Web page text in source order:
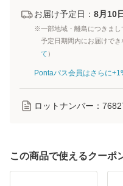
お届け予定日： 8月10
※一部地域・離島につきまし
予定日期間内にお届けで
て ）
Pontaパス会員はさらに
ロットナンバー：
この商品で使えるクーポ